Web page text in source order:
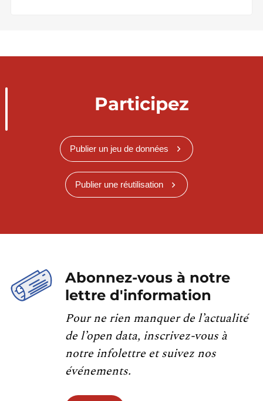
Participez
Publier un jeu de données
Publier une réutilisation
Abonnez-vous à notre
lettre d'information
Pour ne rien manquer de l’actualité
de l’open data, inscrivez-vous à
notre infolettre et suivez nos
événements.